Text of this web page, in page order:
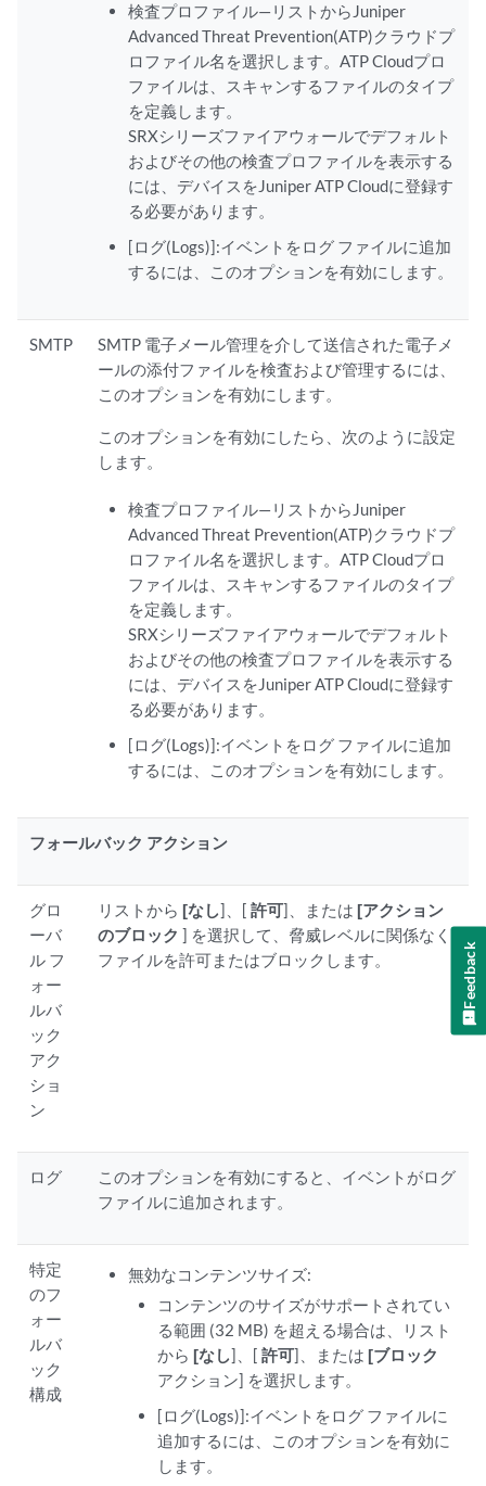
検査プロファイル—リストからJuniper
Advanced Threat Prevention(ATP)クラウドプ
ロファイル名を選択します。ATP Cloudプロ
ファイルは、スキャンするファイルのタイプ
を定義します。
SRXシリーズファイアウォールでデフォルト
およびその他の検査プロファイルを表示する
には、デバイスをJuniper ATP Cloudに登録す
る必要があります。
[ログ(Logs)]:イベントをログ ファイルに追加
するには、このオプションを有効にします。
SMTP
SMTP 電子メール管理を介して送信された電子メ
ールの添付ファイルを検査および管理するには、
このオプションを有効にします。
このオプションを有効にしたら、次のように設定
します。
検査プロファイル—リストからJuniper
Advanced Threat Prevention(ATP)クラウドプ
ロファイル名を選択します。ATP Cloudプロ
ファイルは、スキャンするファイルのタイプ
を定義します。
SRXシリーズファイアウォールでデフォルト
およびその他の検査プロファイルを表示する
には、デバイスをJuniper ATP Cloudに登録す
る必要があります。
[ログ(Logs)]:イベントをログ ファイルに追加
するには、このオプションを有効にします。
フォールバック アクション
グロ
ーバ
ル フ
ォー
ルバ
ック
アク
ショ
ン
リストから[なし]、[許可]、または[アクション
のブロック ] を選択して、脅威レベルに関係なく
ファイルを許可またはブロックします。
ログ
このオプションを有効にすると、イベントがログ
ファイルに追加されます。
特定
のフ
ォー
ルバ
ック
構成
無効なコンテンツサイズ:
コンテンツのサイズがサポートされてい
る範囲 (32 MB) を超える場合は、リスト
から[なし]、[許可]、または[ブロック
アクション] を選択します。
[ログ(Logs)]:イベントをログ ファイルに
追加するには、このオプションを有効に
します。
Feedback